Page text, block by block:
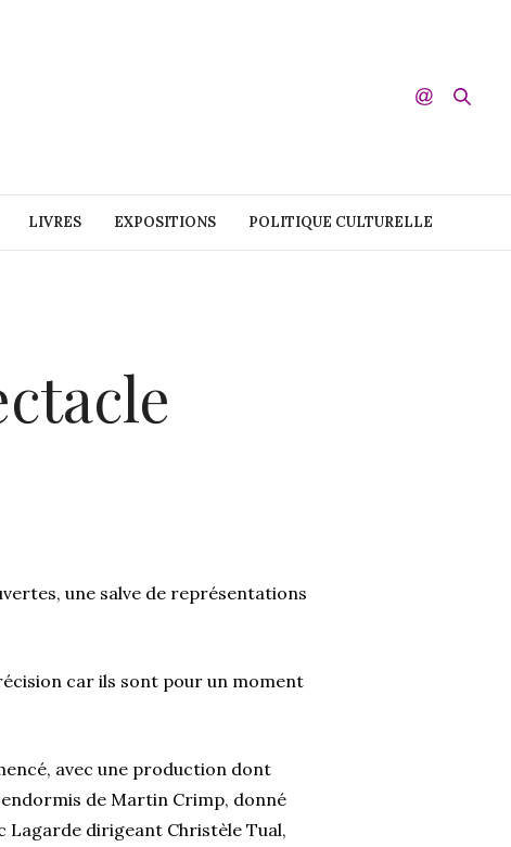
LIVRES EXPOSITIONS POLITIQUE CULTURELLE
une salve de représentations
car ils sont pour un moment
avec une production dont
endormis de Martin Crimp, donné
Lagarde dirigeant Christèle Tual,